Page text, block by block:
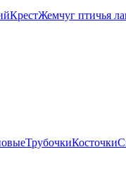
КрестЖемчуг птичья
ТрубочкиКосточки